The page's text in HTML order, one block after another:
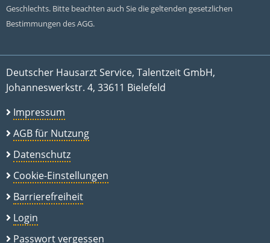
Geschlechts. Bitte beachten auch Sie die geltenden gesetzlichen
Bestimmungen des AGG.
Deutscher Hausarzt Service, Talentzeit GmbH,
Johanneswerkstr. 4, 33611 Bielefeld
Impressum
AGB für Nutzung
Datenschutz
Cookie-Einstellungen
Barrierefreiheit
Login
Passwort vergessen